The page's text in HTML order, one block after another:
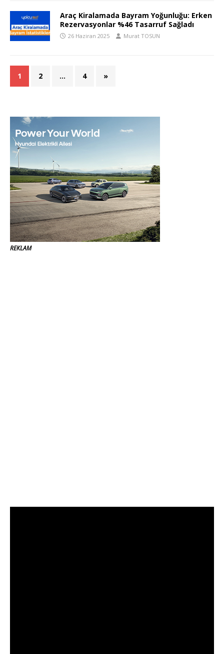
Araç Kiralamada Bayram Yoğunluğu: Erken
Rezervasyonlar %46 Tasarruf Sağladı
26 Haziran 2025 Murat TOSUN
1 2 … 4 »
REKLAM